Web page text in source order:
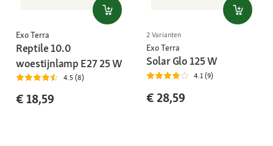
Exo Terra
Reptile 10.0
woestijnlamp E27 25 W
4.5 (8)
€ 18,59
2 Varianten
Exo Terra
Solar Glo 125 W
4.1 (9)
€ 28,59